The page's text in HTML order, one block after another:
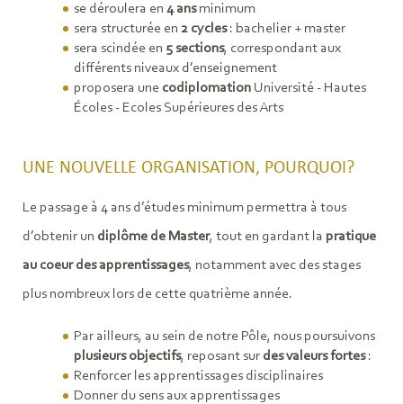
se déroulera en 4 ansminimum
sera structurée en 2 cycles: bachelier + master
sera scindée en 5 sections, correspondant aux
différents niveaux d’enseignement
proposera une codiplomationUniversité - Hautes
Écoles - Ecoles Supérieures des Arts
UNE NOUVELLE ORGANISATION, POURQUOI?
Le passage à 4 ans d’études minimum permettra à tous
d’obtenir un diplôme de Master, tout en gardant la pratique
au coeur des apprentissages, notamment avec des stages
plus nombreux lors de cette quatrième année.
Par ailleurs, au sein de notre Pôle, nous poursuivons
plusieurs objectifs, reposant surdes valeurs fortes:
Renforcer les apprentissages disciplinaires
Donner du sens aux apprentissages